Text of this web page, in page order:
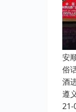
安
俗
酒
遵
21-